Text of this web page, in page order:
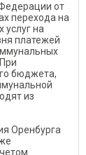
от
перехода на
на
платежей
бюджета,
из
Оренбурга